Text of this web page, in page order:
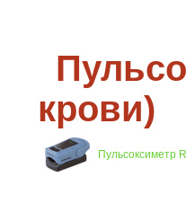
крови)
Пульсоксиметр